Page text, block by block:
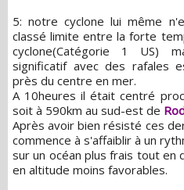
5: notre cyclone lui même
classé limite entre la forte
cyclone(Catégorie 1 US)
significatif avec des rafales
près du centre en mer.
A 10heures il était centré
soit à 590km au sud-est de
Après avoir bien résisté ces
commence à s'affaiblir à un
sur un océan plus frais tout en
en altitude moins favorables.